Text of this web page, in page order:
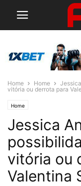
Home Home
vitória ou derrota para
Home
Jessica
vitória ou
Valentina